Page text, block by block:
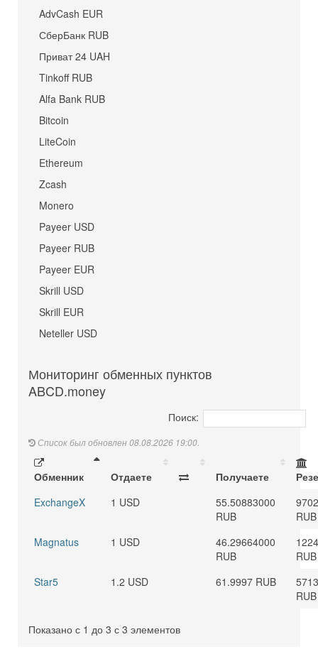
AdvCash EUR
СберБанк RUB
Приват 24 UAH
Tinkoff RUB
Alfa Bank RUB
Bitcoin
LiteCoin
Ethereum
Zcash
Monero
Payeer USD
Payeer RUB
Payeer EUR
Skrill USD
Skrill EUR
Neteller USD
Мониторинг обменных пунктов
ABCD.money
Поиск:
Список был обновлен 08.08.2026 19:00.
Обменник Отдаете Получаете
ExchangeX
1 USD
55.50883000
RUB
RUB
Magnatus
1 USD
46.29664000
RUB
RUB
Star5
1.2 USD 61.9997 RUB
RUB
Показано с 1 до 3 с 3 элементов